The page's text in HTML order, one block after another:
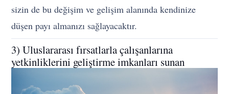
sizin de bu değişim ve gelişim alanında kendinize
düşen payı almanızı sağlayacaktır.
3) Uluslararası fırsatlarla çalışanlarına
yetkinliklerini geliştirme imkanları sunan